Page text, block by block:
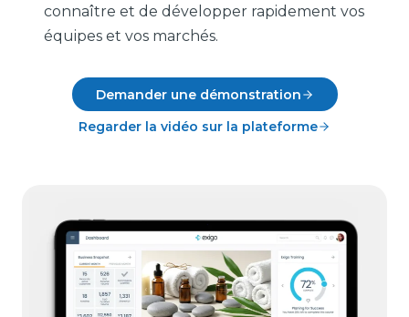
connaître et de développer rapidement vos
équipes et vos marchés.
Demander une démonstration
Regarder la vidéo sur la plateforme